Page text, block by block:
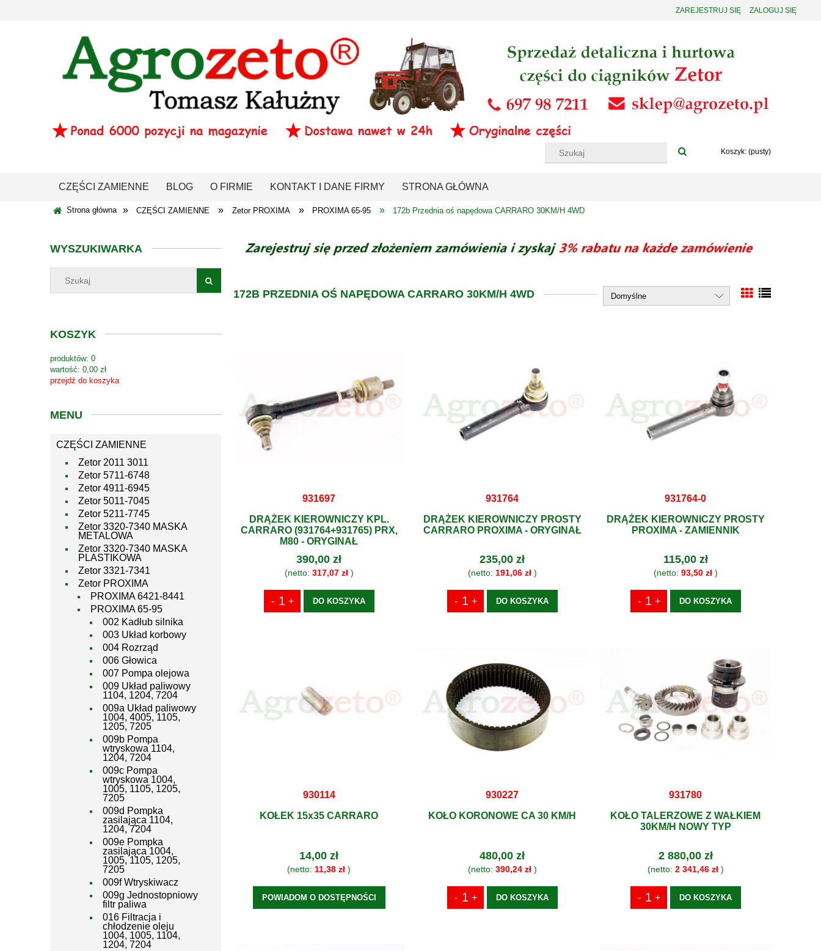
ZAREJESTRUJ SIĘ ZALOGUJ SIĘ
Koszyk: (pusty)
CZĘŚCI ZAMIENNE BLOG O FIRMIE KONTAKT I DANE FIRMY STRONA GŁÓWNA
Strona główna » CZĘŚCI ZAMIENNE » Zetor PROXIMA » PROXIMA 65-95 » 172b Przednia oś napędowa CARRARO 30KM/H 4WD
WYSZUKIWARKA
KOSZYK
produktów: 0
wartość: 0,00 zł
przejdź do koszyka
MENU
CZĘŚCI ZAMIENNE
Zetor 2011 3011
Zetor 5711-6748
Zetor 4911-6945
Zetor 5011-7045
Zetor 5211-7745
Zetor 3320-7340 MASKA
METALOWA
Zetor 3320-7340 MASKA
PLASTIKOWA
Zetor 3321-7341
Zetor PROXIMA
PROXIMA 6421-8441
PROXIMA 65-95
002 Kadłub silnika
003 Układ korbowy
004 Rozrząd
006 Głowica
007 Pompa olejowa
009 Układ paliwowy
1104, 1204, 7204
009a Układ paliwowy
1004, 4005, 1105,
1205, 7205
009b Pompa
wtryskowa 1104,
1204, 7204
009c Pompa
wtryskowa 1004,
1005, 1105, 1205,
7205
009d Pompka
zasilająca 1104,
1204, 7204
009e Pompka
zasilająca 1004,
1005, 1105, 1205,
7205
009f Wtryskiwacz
009g Jednostopniowy
filtr paliwa
016 Filtracja i
chłodzenie oleju
1004, 1005, 1104,
1204, 7204
172B PRZEDNIA OŚ NAPĘDOWA CARRARO 30KM/H 4WD
931697
DRĄŻEK KIEROWNICZY KPL.
CARRARO (931764+931765) PRX,
M80 - ORYGINAŁ
390,00 zł
(netto: 317,07 zł)
DO KOSZYKA
931764
DRĄŻEK KIEROWNICZY PROSTY
CARRARO PROXIMA - ORYGINAŁ
235,00 zł
(netto: 191,06 zł)
DO KOSZYKA
931764-0
DRĄŻEK KIEROWNICZY PROSTY
PROXIMA - ZAMIENNIK
115,00 zł
(netto: 93,50 zł)
DO KOSZYKA
930114
KOŁEK 15x35 CARRARO
14,00 zł
(netto: 11,38 zł )
POWIADOM O DOSTĘPNOŚCI
930227
KOŁO KORONOWE CA 30 KM/H
480,00 zł
(netto: 390,24 zł)
DO KOSZYKA
931780
KOŁO TALERZOWE Z WAŁKIEM
30KM/H NOWY TYP
2 880,00 zł
(netto: 2 341,46 zł)
DO KOSZYKA